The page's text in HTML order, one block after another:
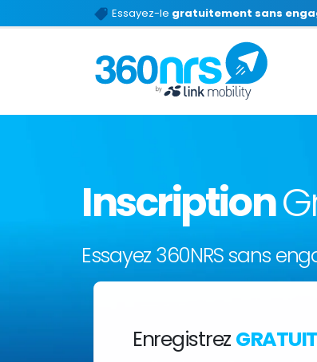
Essayez-le gratuitement sans
Inscription
Essayez 360NRS sans
Enregistrez